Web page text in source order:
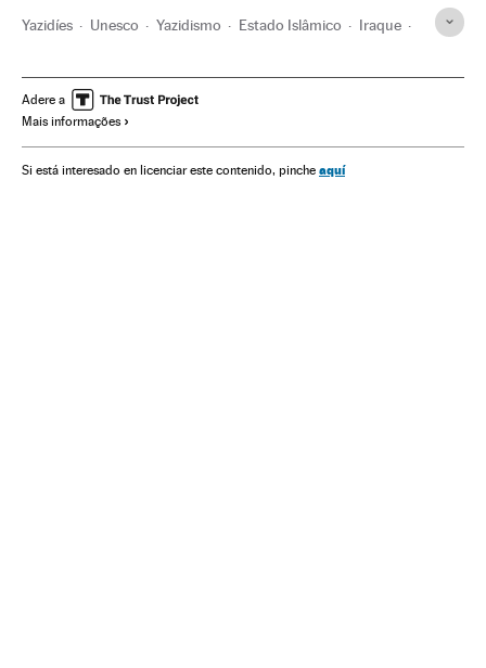
Yazidíes Unesco Yazidismo Estado Islâmico Iraque
terrorismo islâmico Minorias religiosas
Patrimônio cultural
Minorias étnicas Oriente médio Grupos sociais
Adere a
Mais informações
Si está interesado en licenciar este contenido, pinche aquí